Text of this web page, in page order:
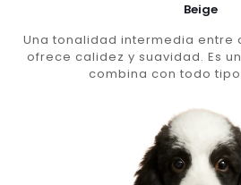
Beige
Una tonalidad intermedia entre
ofrece calidez y suavidad. Es
combina con todo